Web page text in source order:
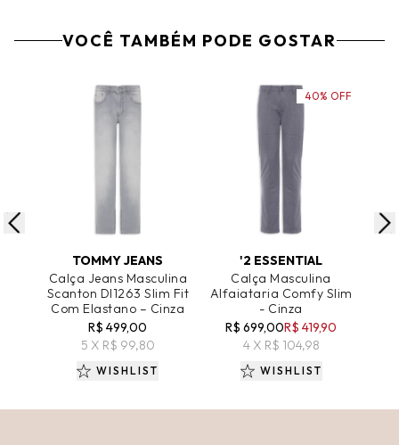
VOCÊ TAMBÉM PODE GOSTAR
ADICIONAR AO CARRINHO
TOMMY JEANS
Calça Jeans Masculina
Scanton DI1263 Slim Fit
Com Elastano – Cinza
R$ 499,00
5 X R$ 99,80
WISHLIST
ADICIONAR AO CARRINHO
'2 ESSENTIAL
Calça Masculina
Alfaiataria Comfy Slim
- Cinza
R$ 699,00R$ 419,90
4 X R$ 104,98
40% OFF
WISHLIST